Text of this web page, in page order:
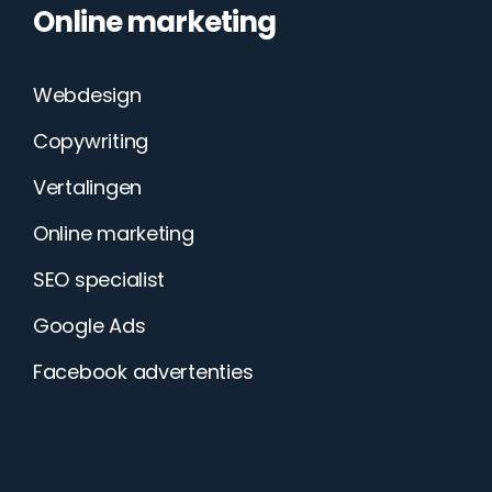
Online marketing
Webdesign
Copywriting
Vertalingen
Online marketing
SEO specialist
Google Ads
Facebook advertenties